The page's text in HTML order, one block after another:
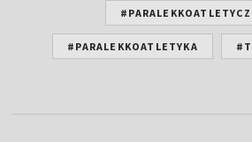
#PARALEKKOATLETYKA